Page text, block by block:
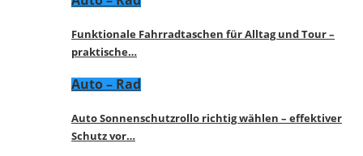
Funktionale Fahrradtaschen für Alltag und Tour –
praktische…
Auto – Rad
Auto Sonnenschutzrollo richtig wählen – effektiver
Schutz vor…